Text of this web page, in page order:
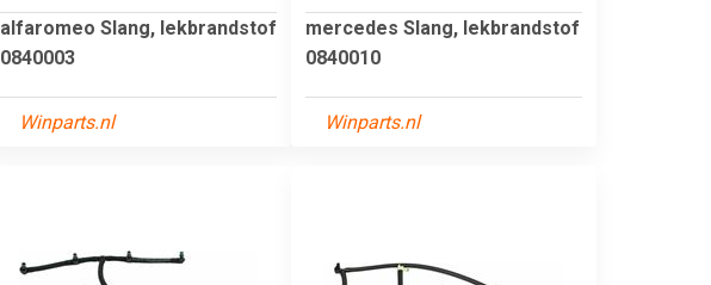
alfaromeo Slang, lekbrandstof
0840003
Winparts.nl
mercedes Slang, lekbrandstof
0840010
Winparts.nl